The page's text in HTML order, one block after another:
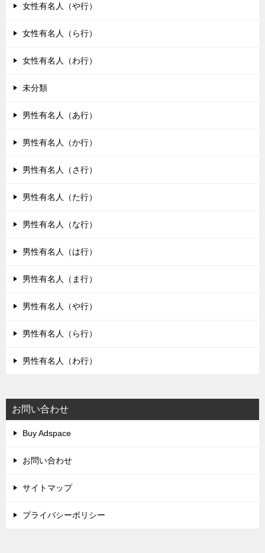
女性有名人（や行）
女性有名人（ら行）
女性有名人（わ行）
未分類
男性有名人（あ行）
男性有名人（か行）
男性有名人（さ行）
男性有名人（た行）
男性有名人（な行）
男性有名人（は行）
男性有名人（ま行）
男性有名人（や行）
男性有名人（ら行）
男性有名人（わ行）
お問い合わせ
Buy Adspace
お問い合わせ
サイトマップ
プライバシーポリシー